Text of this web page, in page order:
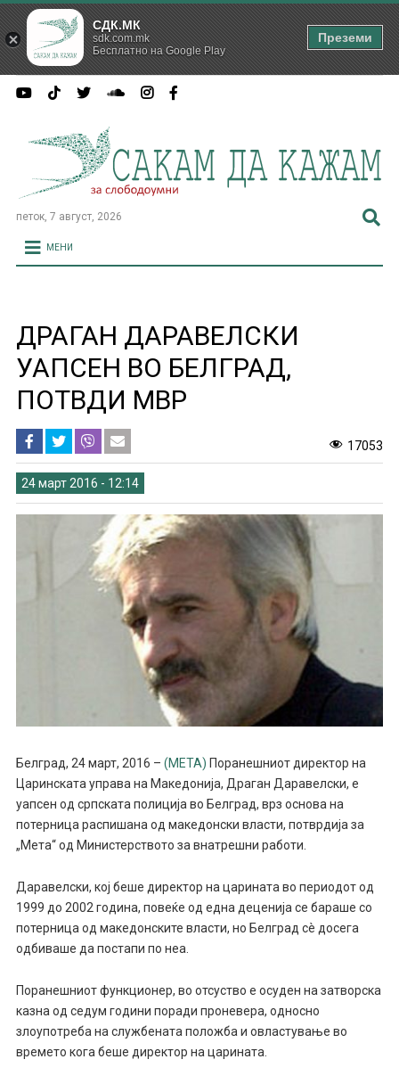
петок, 7 август, 2026
МЕНИ
ДРАГАН ДАРАВЕЛСКИ
УАПСЕН ВО БЕЛГРАД,
ПОТВДИ МВР
17053
24 март 2016 - 12:14
Белград, 24 март, 2016 – (META) Поранешниот директор на
Царинската управа на Македонија, Драган Даравелски, е
уапсен од српската полиција во Белград, врз основа на
потерница распишана од македонски власти, потврдија за
„Мета“ од Министерството за внатрешни работи.
Даравелски, кој беше директор на царината во периодот од
1999 до 2002 година, повеќе од една деценија се бараше со
потерница од македонските власти, но Белград сè досега
одбиваше да постапи по неа.
Поранешниот функционер, во отсуство е осуден на затворска
казна од седум години поради проневера, односно
злоупотреба на службената положба и овластување во
времето кога беше директор на царината.
СДК.МК
sdk.com.mk
Бесплатно на Google Play
Преземи